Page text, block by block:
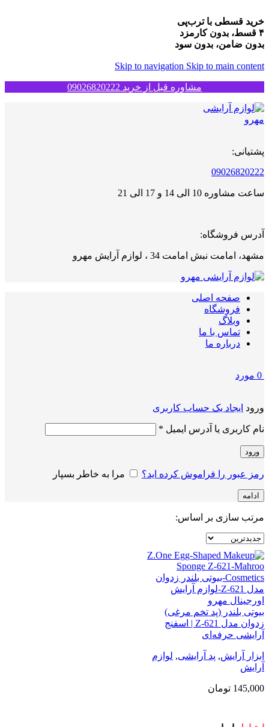
خرید قسطی با ترب‌پی
۴ قسط، بدون کارمزد
بدون ضامن، بدون سود
Skip to navigation Skip to main content
مشاوره قبل از خرید 09026820222
پشتیانی:
09026820222
ساعت مشاوره 10 الی 14 و 17 الی 21
آدرس فروشگاه:
مشهد، امامت نبش امامت 34 ، لوازم آرایش مهرو
صفحه اصلی
فروشگاه
وبلاگ
تماس با ما
درباره ما
0 مورد
ورود ایجاد یک حساب کاربری
نام کاربری یا آدرس ایمیل *
ورود
رمز عبور را فراموش کرده اید؟ مرا به خاطر بسپار
ادامه
مرتب سازی بر اساس:
بیوتی بلندر (پد تخم مرغی)
زدوان مدل Z-621 | اسفنج
آرایشی حرفه‌ای
ابزار آرایش, پد آرایشی, لوازم
آرایش
145,000 تومان